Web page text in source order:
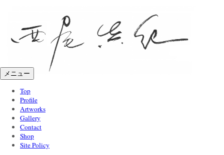
へ
ス
メニュー
Top
Profile
Artworks
Gallery
Contact
Shop
Site Policy